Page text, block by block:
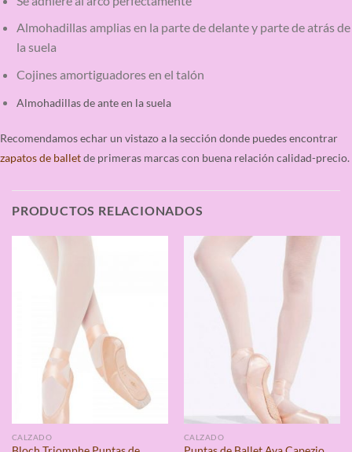
Almohadillas amplias en la parte de delante y parte de atrás de
la suela
Cojines amortiguadores en el talón
Almohadillas de ante en la suela
Recomendamos echar un vistazo a la sección donde puedes encontrar
zapatos de balletde primeras marcas con buena relación calidad-precio.
PRODUCTOS RELACIONADOS
CALZADO CALZADO